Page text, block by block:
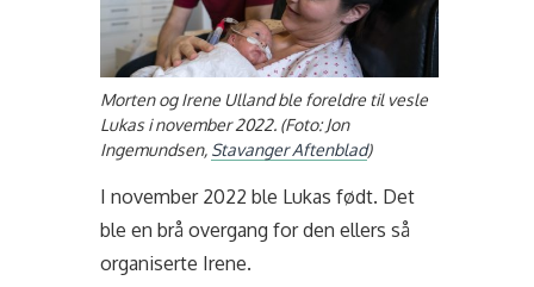
Morten og Irene Ulland ble foreldre til vesle
Lukas i november 2022. (Foto: Jon
Ingemundsen, Stavanger Aftenblad)
I november 2022 ble Lukas født. Det
ble en brå overgang for den ellers så
organiserte Irene.